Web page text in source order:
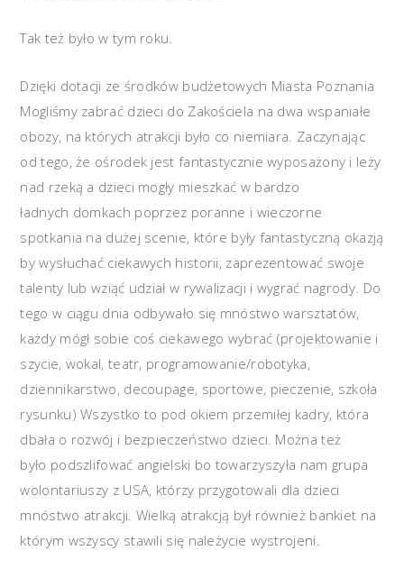
Tak też było w tym roku.
Dzięki dotacji ze środków budżetowych Miasta Poznania
Mogliśmy zabrać dzieci do Zakościela na dwa wspaniałe
obozy, na których atrakcji było co niemiara. Zaczynając
od tego, że ośrodek jest fantastycznie wyposażony i leży
nad rzeką a dzieci mogły mieszkać w bardzo
ładnych domkach poprzez poranne i wieczorne
spotkania na dużej scenie, które były fantastyczną okazją
by wysłuchać ciekawych historii, zaprezentować swoje
talenty lub wziąć udział w rywalizacji i wygrać nagrody. Do
tego w ciągu dnia odbywało się mnóstwo warsztatów,
każdy mógł sobie coś ciekawego wybrać (projektowanie i
szycie, wokal, teatr, programowanie/robotyka,
dziennikarstwo, decoupage, sportowe, pieczenie, szkoła
rysunku) Wszystko to pod okiem przemiłej kadry, która
dbała o rozwój i bezpieczeństwo dzieci. Można też
było podszlifować angielski bo towarzyszyła nam grupa
wolontariuszy z USA, którzy przygotowali dla dzieci
mnóstwo atrakcji. Wielką atrakcją był również bankiet na
którym wszyscy stawili się należycie wystrojeni.